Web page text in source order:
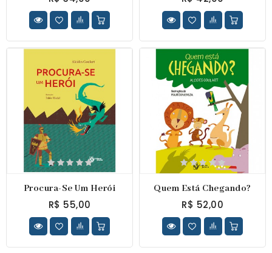
Procura-Se Um Herói
R$ 55,00
Quem Está Chegando?
R$ 52,00